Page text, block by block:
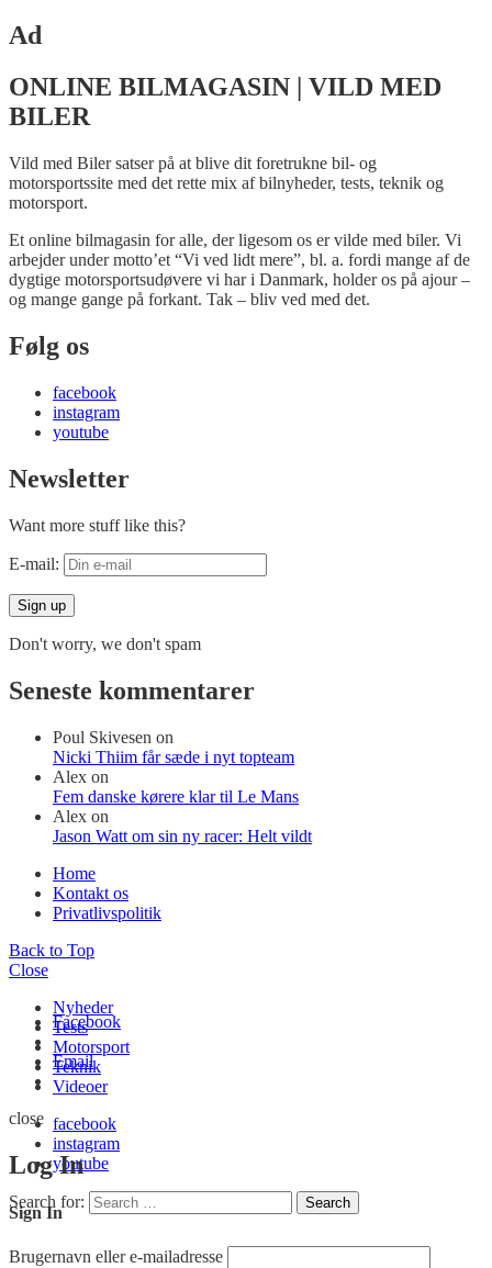
Ad
ONLINE BILMAGASIN | VILD MED
BILER
Vild med Biler satser på at blive dit foretrukne bil- og
motorsportssite med det rette mix af bilnyheder, tests, teknik og
motorsport.
Et online bilmagasin for alle, der ligesom os er vilde med biler. Vi
arbejder under motto’et “Vi ved lidt mere”, bl. a. fordi mange af de
dygtige motorsportsudøvere vi har i Danmark, holder os på ajour –
og mange gange på forkant. Tak – bliv ved med det.
Følg os
facebook
instagram
youtube
Newsletter
Want more stuff like this?
E-mail:
Don't worry, we don't spam
Seneste kommentarer
Poul Skivesen on
Nicki Thiim får sæde i nyt topteam
Alex on
Fem danske kørere klar til Le Mans
Alex on
Jason Watt om sin ny racer: Helt vildt
Home
Kontakt os
Privatlivspolitik
Back to Top
Close
Nyheder
Tests
Motorsport
Teknik
Videoer
facebook
instagram
youtube
Search for: Search
Facebook
Email
close
Log In
Sign In
Brugernavn eller e-mailadresse